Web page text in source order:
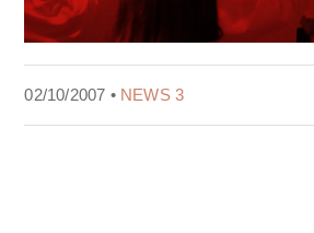
02/10/2007 • NEWS 3